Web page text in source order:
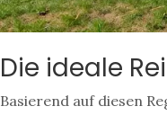
Die ideale
Basierend auf diesen